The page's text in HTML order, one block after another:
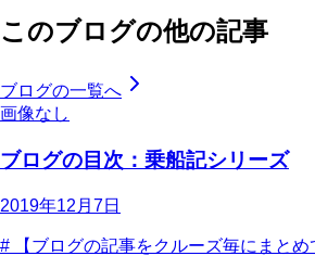
このブログの他の記事
ブログの一覧へ
画像なし
ブログの目次：乗船記シリーズ
2019年12月7日
# 【ブログの記事をクルーズ毎にまと